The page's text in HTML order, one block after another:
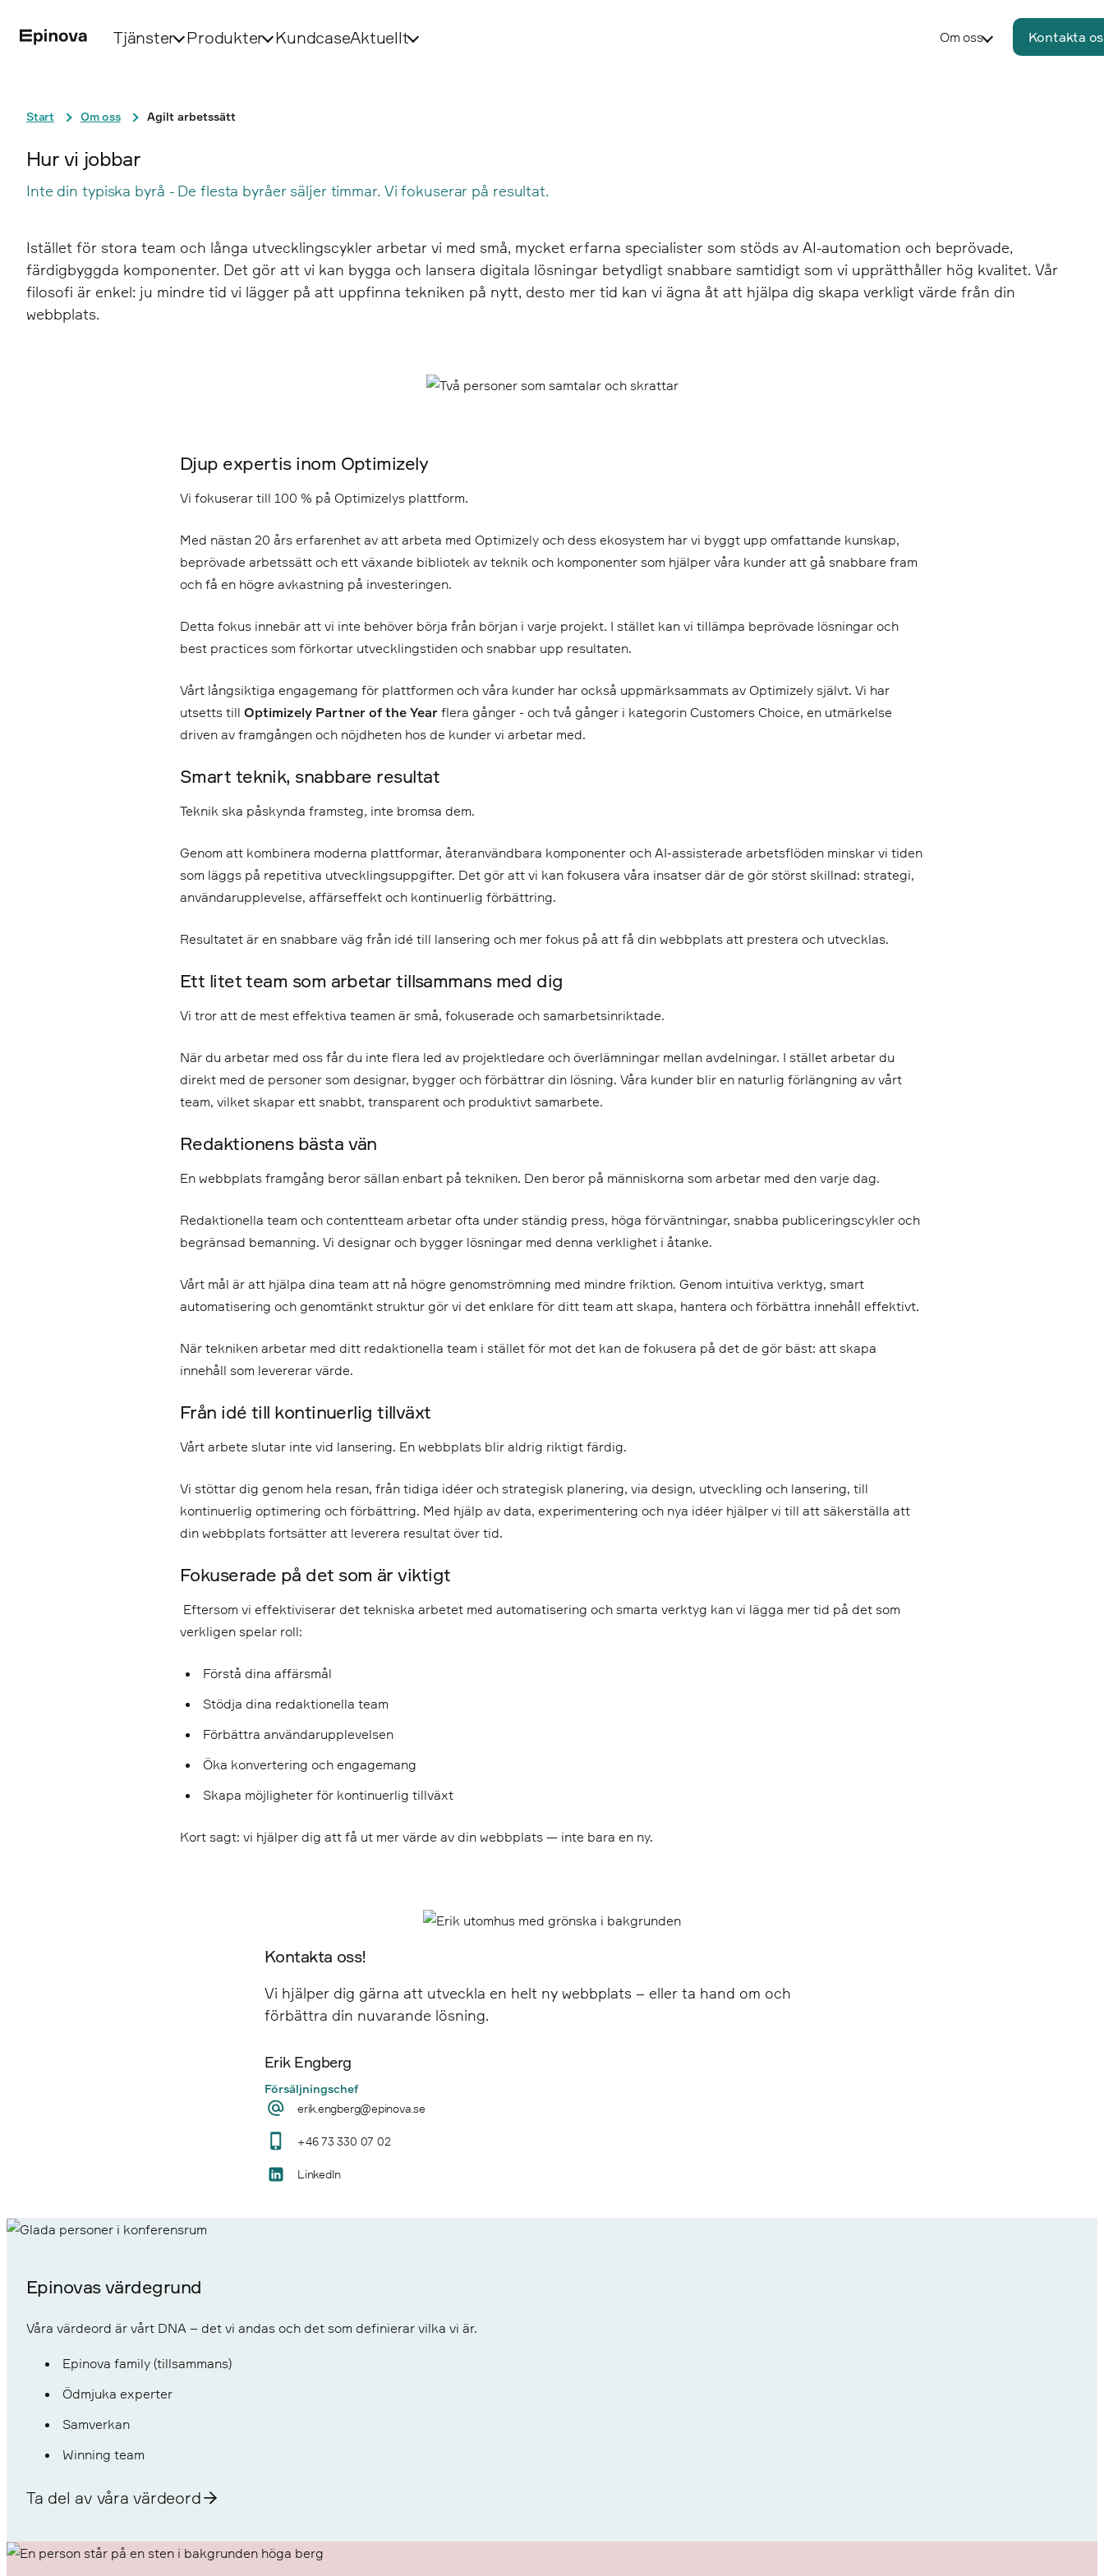
Tjänster Produkter KundcaseAktuellt Om oss Kontakta
Start Om oss Agilt arbetssätt
Hur vi jobbar
Inte din typiska byrå - De flesta byråer säljer timmar. Vi fokuserar på resultat.
Istället för stora team och långa utvecklingscykler arbetar vi med små, mycket erfarna specialister som stöds av AI-automation och beprövade,
färdigbyggda komponenter. Det gör att vi kan bygga och lansera digitala lösningar betydligt snabbare samtidigt som vi upprätthåller hög kvalitet. Vår
filosofi är enkel: ju mindre tid vi lägger på att uppfinna tekniken på nytt, desto mer tid kan vi ägna åt att hjälpa dig skapa verkligt värde från din
webbplats.
Djup expertis inom Optimizely
Vi fokuserar till 100 % på Optimizelys plattform.
Med nästan 20 års erfarenhet av att arbeta med Optimizely och dess ekosystem har vi byggt upp omfattande kunskap,
beprövade arbetssätt och ett växande bibliotek av teknik och komponenter som hjälper våra kunder att gå snabbare fram
och få en högre avkastning på investeringen.
Detta fokus innebär att vi inte behöver börja från början i varje projekt. I stället kan vi tillämpa beprövade lösningar och
best practices som förkortar utvecklingstiden och snabbar upp resultaten.
Vårt långsiktiga engagemang för plattformen och våra kunder har också uppmärksammats av Optimizely självt. Vi har
utsetts till Optimizely Partner of the Year flera gånger - och två gånger i kategorin Customers Choice, en utmärkelse
driven av framgången och nöjdheten hos de kunder vi arbetar med.
Smart teknik, snabbare resultat
Teknik ska påskynda framsteg, inte bromsa dem.
Genom att kombinera moderna plattformar, återanvändbara komponenter och AI-assisterade arbetsflöden minskar vi tiden
som läggs på repetitiva utvecklingsuppgifter. Det gör att vi kan fokusera våra insatser där de gör störst skillnad: strategi,
användarupplevelse, affärseffekt och kontinuerlig förbättring.
Resultatet är en snabbare väg från idé till lansering och mer fokus på att få din webbplats att prestera och utvecklas.
Ett litet team som arbetar tillsammans med dig
Vi tror att de mest effektiva teamen är små, fokuserade och samarbetsinriktade.
När du arbetar med oss får du inte flera led av projektledare och överlämningar mellan avdelningar. I stället arbetar du
direkt med de personer som designar, bygger och förbättrar din lösning. Våra kunder blir en naturlig förlängning av vårt
team, vilket skapar ett snabbt, transparent och produktivt samarbete.
Redaktionens bästa vän
En webbplats framgång beror sällan enbart på tekniken. Den beror på människorna som arbetar med den varje dag.
Redaktionella team och contentteam arbetar ofta under ständig press, höga förväntningar, snabba publiceringscykler och
begränsad bemanning. Vi designar och bygger lösningar med denna verklighet i åtanke.
Vårt mål är att hjälpa dina team att nå högre genomströmning med mindre friktion. Genom intuitiva verktyg, smart
automatisering och genomtänkt struktur gör vi det enklare för ditt team att skapa, hantera och förbättra innehåll effektivt.
När tekniken arbetar med ditt redaktionella team i stället för mot det kan de fokusera på det de gör bäst: att skapa
innehåll som levererar värde.
Från idé till kontinuerlig tillväxt
Vårt arbete slutar inte vid lansering. En webbplats blir aldrig riktigt färdig.
Vi stöttar dig genom hela resan, från tidiga idéer och strategisk planering, via design, utveckling och lansering, till
kontinuerlig optimering och förbättring. Med hjälp av data, experimentering och nya idéer hjälper vi till att säkerställa att
din webbplats fortsätter att leverera resultat över tid.
Fokuserade på det som är viktigt
Eftersom vi effektiviserar det tekniska arbetet med automatisering och smarta verktyg kan vi lägga mer tid på det som
verkligen spelar roll:
Förstå dina affärsmål
Stödja dina redaktionella team
Förbättra användarupplevelsen
Öka konvertering och engagemang
Skapa möjligheter för kontinuerlig tillväxt
Kort sagt: vi hjälper dig att få ut mer värde av din webbplats — inte bara en ny.
Erik Engberg
Försäljningschef
erik.engberg@epinova.se
+46 73 330 07 02
LinkedIn
Kontakta oss!
Vi hjälper dig gärna att utveckla en helt ny webbplats – eller ta hand om och
förbättra din nuvarande lösning.
Epinovas värdegrund
Våra värdeord är vårt DNA – det vi andas och det som definierar vilka vi är.
Epinova family (tillsammans)
Ödmjuka experter
Samverkan
Winning team
Ta del av våra värdeord